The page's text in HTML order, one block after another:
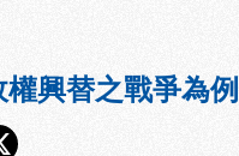
興替之戰爭為例